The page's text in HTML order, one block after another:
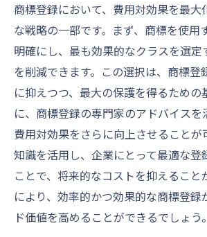
商標登録において、費用対効果を最大
な戦略の一部です。まず、商標を使用
明確にし、最も効果的なクラスを選定
を削減できます。この選択は、商標登
に抑えつつ、最大の保護を得るための
に、商標登録の専門家のアドバイスを
費用対効果をさらに向上させることが
知識を活用し、企業にとって最適な登
ことで、将来的なコストを抑えること
により、効率的かつ効果的な商標登録
ド価値を高めることができるでしょう。